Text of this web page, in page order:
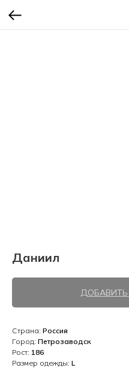
Даниил
ДОБАВИТЬ
Страна: Россия
Город: Петрозаводск
Рост: 186
Размер одежды: L